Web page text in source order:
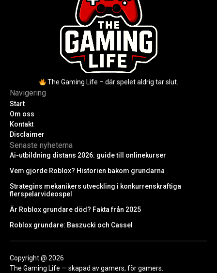
The Gaming Life – där spelet aldrig tar slut.
Navigering
Start
Om oss
Kontakt
Disclaimer
Senaste nyheterna
Ai-utbildning distans 2026: guide till onlinekurser
Vem gjorde Roblox? Historien bakom grundarna
Strategins mekanikers utveckling i konkurrenskraftiga
flerspelarvideospel
Är Roblox grundare död? Fakta från 2025
Roblox grundare: Baszucki och Cassel
Copyright @ 2026
The Gaming Life — skapad av gamers, för gamers.